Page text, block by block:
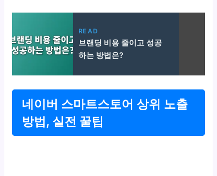
READ
브랜딩 비용 줄이고 성공
하는 방법은?
네이버 스마트스토어 상위 노출
방법, 실전 꿀팁